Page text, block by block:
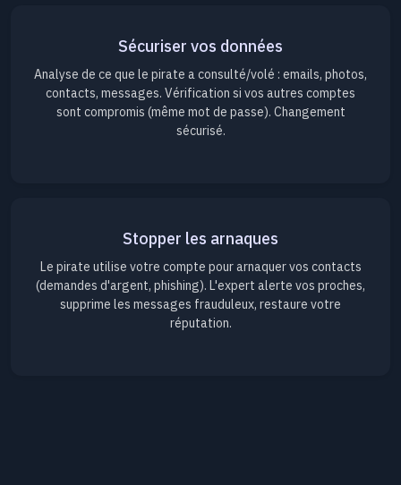
Sécuriser vos données
Analyse de ce que le pirate a consulté/volé : emails, photos,
contacts, messages. Vérification si vos autres comptes
sont compromis (même mot de passe). Changement
sécurisé.
Stopper les arnaques
Le pirate utilise votre compte pour arnaquer vos contacts
(demandes d'argent, phishing). L'expert alerte vos proches,
supprime les messages frauduleux, restaure votre
réputation.